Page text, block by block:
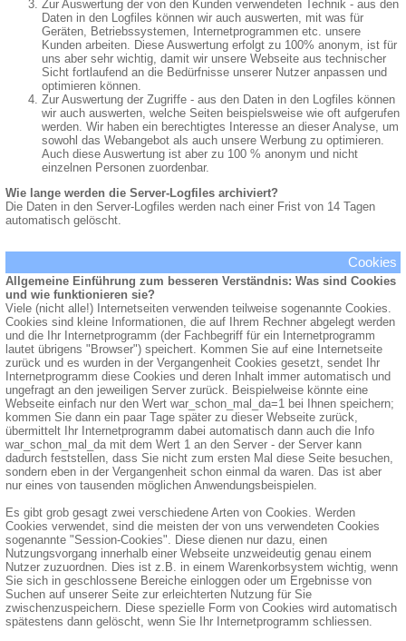
Zur Auswertung der von den Kunden verwendeten Technik - aus den
Daten in den Logfiles können wir auch auswerten, mit was für
Geräten, Betriebssystemen, Internetprogrammen etc. unsere
Kunden arbeiten. Diese Auswertung erfolgt zu 100% anonym, ist für
uns aber sehr wichtig, damit wir unsere Webseite aus technischer
Sicht fortlaufend an die Bedürfnisse unserer Nutzer anpassen und
optimieren können.
Zur Auswertung der Zugriffe - aus den Daten in den Logfiles können
wir auch auswerten, welche Seiten beispielsweise wie oft aufgerufen
werden. Wir haben ein berechtigtes Interesse an dieser Analyse, um
sowohl das Webangebot als auch unsere Werbung zu optimieren.
Auch diese Auswertung ist aber zu 100 % anonym und nicht
einzelnen Personen zuordenbar.
Wie lange werden die Server-Logfiles archiviert?
Die Daten in den Server-Logfiles werden nach einer Frist von 14 Tagen
automatisch gelöscht.
Cookies
Allgemeine Einführung zum besseren Verständnis: Was sind Cookies
und wie funktionieren sie?
Viele (nicht alle!) Internetseiten verwenden teilweise sogenannte Cookies.
Cookies sind kleine Informationen, die auf Ihrem Rechner abgelegt werden
und die Ihr Internetprogramm (der Fachbegriff für ein Internetprogramm
lautet übrigens "Browser") speichert. Kommen Sie auf eine Internetseite
zurück und es wurden in der Vergangenheit Cookies gesetzt, sendet Ihr
Internetprogramm diese Cookies und deren Inhalt immer automatisch und
ungefragt an den jeweiligen Server zurück. Beispielweise könnte eine
Webseite einfach nur den Wert war_schon_mal_da=1 bei Ihnen speichern;
kommen Sie dann ein paar Tage später zu dieser Webseite zurück,
übermittelt Ihr Internetprogramm dabei automatisch dann auch die Info
war_schon_mal_da mit dem Wert 1 an den Server - der Server kann
dadurch feststellen, dass Sie nicht zum ersten Mal diese Seite besuchen,
sondern eben in der Vergangenheit schon einmal da waren. Das ist aber
nur eines von tausenden möglichen Anwendungsbeispielen.
Es gibt grob gesagt zwei verschiedene Arten von Cookies. Werden
Cookies verwendet, sind die meisten der von uns verwendeten Cookies
sogenannte "Session-Cookies". Diese dienen nur dazu, einen
Nutzungsvorgang innerhalb einer Webseite unzweideutig genau einem
Nutzer zuzuordnen. Dies ist z.B. in einem Warenkorbsystem wichtig, wenn
Sie sich in geschlossene Bereiche einloggen oder um Ergebnisse von
Suchen auf unserer Seite zur erleichterten Nutzung für Sie
zwischenzuspeichern. Diese spezielle Form von Cookies wird automatisch
spätestens dann gelöscht, wenn Sie Ihr Internetprogramm schliessen.